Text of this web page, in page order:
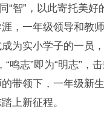
“智”，以此寄托美
，一年级领导和教
为实小学子的一员
“鸣志”即为“明志”，
带领下，一年级新
上新征程。